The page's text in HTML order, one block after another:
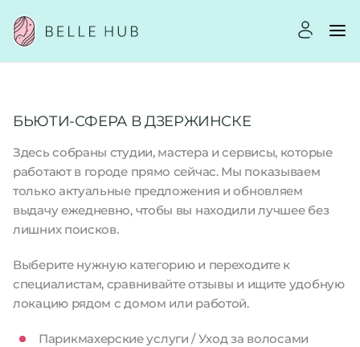
БЬЮТИ-СФЕРА В ДЗЕРЖИНСКЕ
Здесь собраны студии, мастера и сервисы, которые
работают в городе прямо сейчас. Мы показываем
только актуальные предложения и обновляем
выдачу ежедневно, чтобы вы находили лучшее без
лишних поисков.
Выберите нужную категорию и переходите к
специалистам, сравнивайте отзывы и ищите удобную
локацию рядом с домом или работой.
Парикмахерские услуги / Уход за волосами